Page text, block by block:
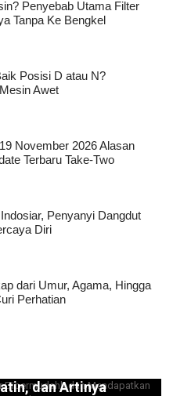
Penyebab Utama Filter
Tanpa Ke Bengkel
Posisi D atau N?
Awet
November 2026 Alasan
Terbaru Take-Two
Penyanyi Dangdut
Diri
dari Umur, Agama, Hingga
Perhatian
Agar
Nilai Terbaik:
dan Artinya